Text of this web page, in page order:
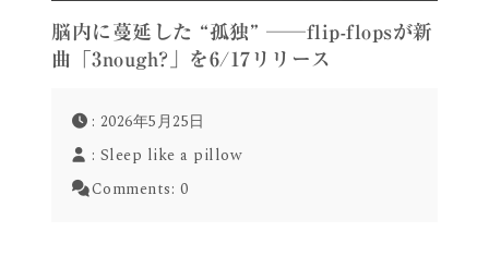
脳内に蔓延した “孤独” ──flip-flopsが新
曲「3nough?」を6/17リリース
: 2026年5月25日
: Sleep like a pillow
Comments: 0